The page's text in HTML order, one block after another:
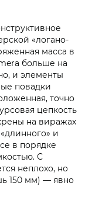
«логано-
масса в
больше на
и элементы
повадки
точно
цепкость
на виражах
и
в порядке
С
неплохо, но
150 мм) — явно